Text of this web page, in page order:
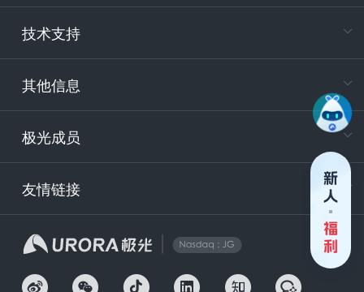
技术支持
其他信息
极光成员
友情链接
电
400-
技
安
企